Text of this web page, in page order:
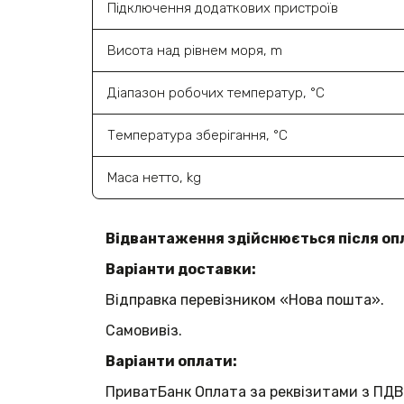
Підключення додаткових пристроїв
Висота над рівнем моря, m
Діапазон робочих температур, °C
Температура зберігання, °C
Маса нетто, kg
Відвантаження здійснюється після
Варіанти доставки:
Відправка перевізником «Нова пошта».
Самовивіз.
Варіанти оплати:
ПриватБанк Оплата за реквізитами з